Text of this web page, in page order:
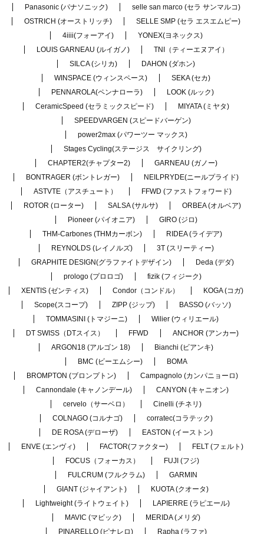
Panasonic (パナソニック)
selle san marco (セラ サンマルコ)
OSTRICH (オーストリッチ)
SELLE SMP (セラ エスエムピー)
4iiii(フォーアイ)
YONEX(ヨネックス)
LOUIS GARNEAU (ルイガノ)
TNI（ティーエヌアイ）
SILCA (シリカ)
DAHON (ダホン)
WINSPACE (ウィンスペース)
SEKA (セカ)
PENNAROLA(ペンナローラ)
LOOK (ルック)
CeramicSpeed (セラミックスピード)
MIYATA (ミヤタ)
SPEEDVARGEN (スピードバーゲン)
power2max (パワーツー マックス)
Stages Cycling(ステージス サイクリング)
CHAPTER2(チャプター2)
GARNEAU (ガノー)
BONTRAGER (ボントレガー)
NEILPRYDE(ニールプライド)
ASTVTE（アスチュート）
FFWD (ファストフォワード)
ROTOR (ローター)
SALSA (サルサ)
ORBEA (オルベア)
Pioneer (パイオニア)
GIRO (ジロ)
THM-Carbones (THMカーボン)
RIDEA (ライデア)
REYNOLDS (レイノルズ)
3T (スリーティー)
GRAPHITE DESIGN(グラファイトデザイン)
Deda (デダ)
prologo (プロロゴ)
fizik (フィジーク)
XENTIS (ゼンティス)
Condor（コンドル）
KOGA (コガ)
Scope(スコープ)
ZIPP (ジップ)
BASSO (バッソ)
TOMMASINI (トマジーニ)
Wilier (ウィリエール)
DT SWISS（DTスイス）
FFWD
ANCHOR (アンカー)
ARGON18 (アルゴン 18)
Bianchi (ビアンキ)
BMC (ビーエムシー)
BOMA
BROMPTON (ブロンプトン)
Campagnolo (カンパニョーロ)
Cannondale (キャノンデール)
CANYON (キャニオン)
cervelo（サーベロ）
Cinelli (チネリ)
COLNAGO (コルナゴ)
corratec(コラテック)
DE ROSA (デローザ)
EASTON (イーストン)
ENVE (エンヴィ)
FACTOR(ファクター)
FELT (フェルト)
FOCUS（フォーカス）
FUJI (フジ)
FULCRUM (フルクラム)
GARMIN
GIANT (ジャイアント)
KUOTA (クオータ)
Lightweight (ライトウェイト)
LAPIERRE (ラピエール)
MAVIC (マビック)
MERIDA (メリダ)
PINARELLO (ピナレロ)
Rapha (ラファ)